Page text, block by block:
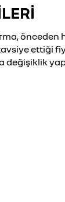
önceden
ettiği
değişiklik